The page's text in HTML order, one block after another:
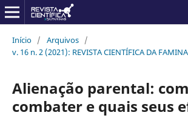
Início / Arquivos /
v. 16 n. 2 (2021): REVISTA CIENTÍFICA DA
Alienação parental:
combater e quais seus